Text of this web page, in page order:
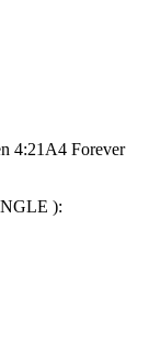
4:21A4 Forever
):